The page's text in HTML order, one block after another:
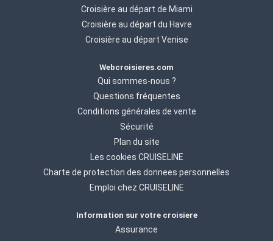
Croisière au départ de Miami
Croisière au départ du Havre
Croisière au départ Venise
Webcroisieres.com
Qui sommes-nous ?
Questions fréquentes
Conditions générales de vente
Sécurité
Plan du site
Les cookies CRUISELINE
Charte de protection des donnees personnelles
Emploi chez CRUISELINE
Information sur votre croisiere
Assurance